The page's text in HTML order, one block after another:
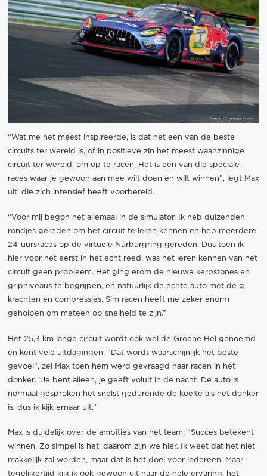
“Wat me het meest inspireerde, is dat het een van de beste
circuits ter wereld is, of in positieve zin het meest waanzinnige
circuit ter wereld, om op te racen. Het is een van die speciale
races waar je gewoon aan mee wilt doen en wilt winnen”, legt Max
uit, die zich intensief heeft voorbereid.
“Voor mij begon het allemaal in de simulator. Ik heb duizenden
rondjes gereden om het circuit te leren kennen en heb meerdere
24-uursraces op de virtuele Nürburgring gereden. Dus toen ik
hier voor het eerst in het echt reed, was het leren kennen van het
circuit geen probleem. Het ging erom de nieuwe kerbstones en
gripniveaus te begrijpen, en natuurlijk de echte auto met de g-
krachten en compressies. Sim racen heeft me zeker enorm
geholpen om meteen op snelheid te zijn.”
Het 25,3 km lange circuit wordt ook wel de Groene Hel genoemd
en kent vele uitdagingen. “Dat wordt waarschijnlijk het beste
gevoel”, zei Max toen hem werd gevraagd naar racen in het
donker. “Je bent alleen, je geeft voluit in de nacht. De auto is
normaal gesproken het snelst gedurende de koelte als het donker
is, dus ik kijk ernaar uit.”
Max is duidelijk over de ambities van het team: “Succes betekent
winnen. Zo simpel is het, daarom zijn we hier. Ik weet dat het niet
makkelijk zal worden, maar dat is het doel voor iedereen. Maar
tegelijkertijd kijk ik ook gewoon uit naar de hele ervaring, het